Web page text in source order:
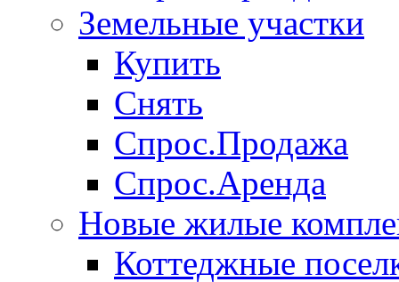
Земельные участки
Купить
Снять
Спрос.Продажа
Спрос.Аренда
Новые жилые
Коттеджные